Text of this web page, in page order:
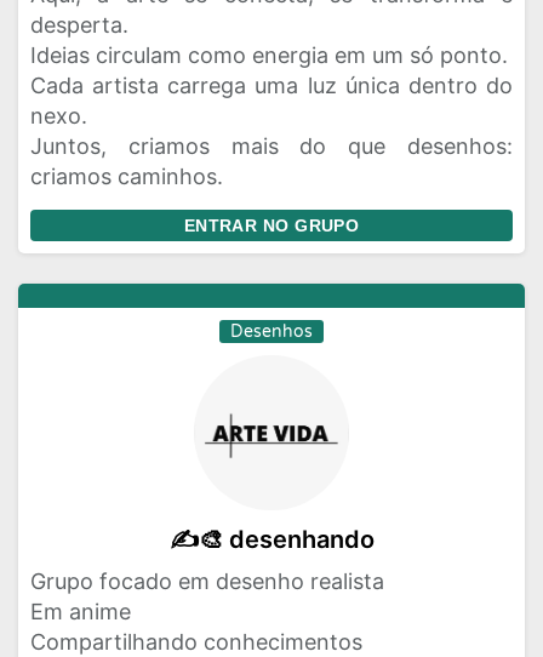
desperta.
Ideias circulam como energia em um só ponto.
Cada artista carrega uma luz única dentro do
nexo.
Juntos, criamos mais do que desenhos:
criamos caminhos.
ENTRAR NO GRUPO
Desenhos
✍️🎨 desenhando
Grupo focado em desenho realista
Em anime
Compartilhando conhecimentos